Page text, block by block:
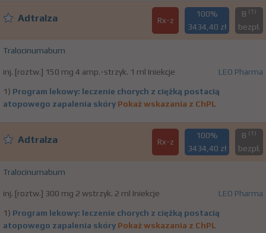
Adtralza Rx-z
100%
3434,40 zł
B (1)
bezpł.
Tralocinumabum
inj. [roztw.] 150 mg 4 amp.-strzyk. 1 ml Iniekcje LEO Pharma
1) Program lekowy: leczenie chorych z ciężką postacią
atopowego zapalenia skóry Pokaż wskazania z ChPL
Adtralza Rx-z
100%
3434,40 zł
B (1)
bezpł.
Tralocinumabum
inj. [roztw.] 300 mg 2 wstrzyk. 2 ml Iniekcje LEO Pharma
1) Program lekowy: leczenie chorych z ciężką postacią
atopowego zapalenia skóry Pokaż wskazania z ChPL